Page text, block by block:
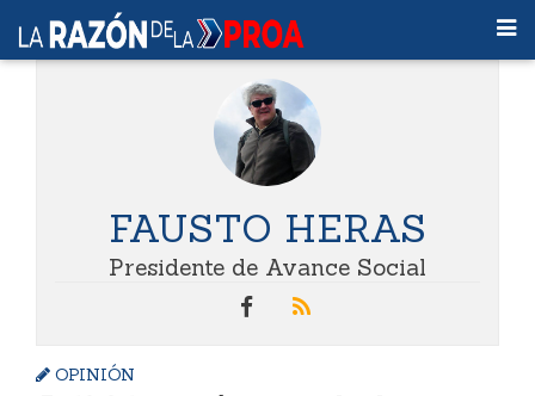
FAUSTO HERAS
Presidente de Avance Social
OPINIÓN